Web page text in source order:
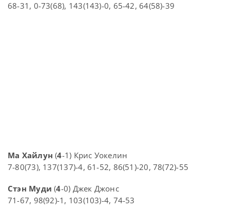
68-31, 0-73(68), 143(143)-0, 65-42, 64(58)-39
Ма Хайлун (4-1) Крис Уокелин
7-80(73), 137(137)-4, 61-52, 86(51)-20, 78(72)-55
Стэн Муди (4-0) Джек Джонс
71-67, 98(92)-1, 103(103)-4, 74-53